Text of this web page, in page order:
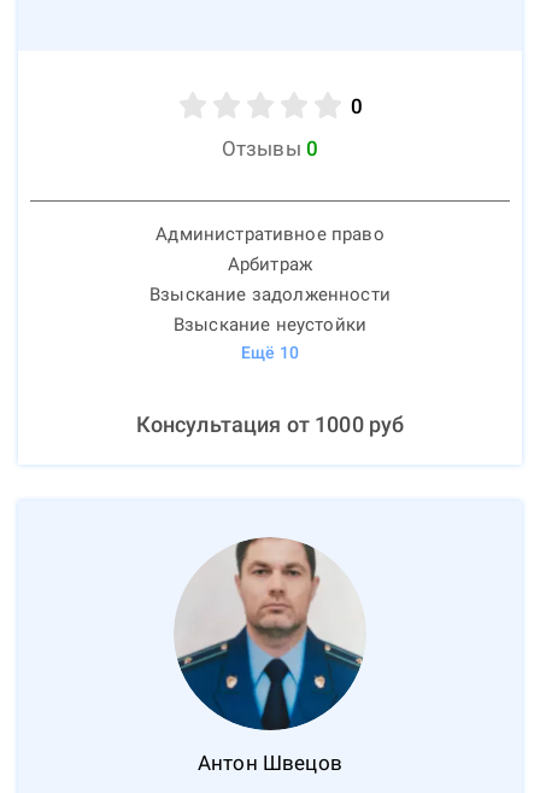
0
Отзывы 0
Административное право
Арбитраж
Взыскание задолженности
Взыскание неустойки
Ещё 10
Консультация от 1000руб
Антон Швецов